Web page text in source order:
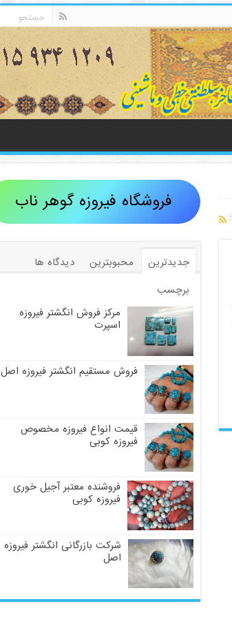
فروشگاه فیروزه گوهر ناب
جدیدترین محبوبترین
دیدگاه ها
برچسب
مرکز فروش انگشتر فیروزه
اسپرت
فروش مستقیم انگشتر فیروزه اصل
قیمت انواع فیروزه مخصوص
فیروزه کوبی
فروشنده معتبر آجیل خوری
فیروزه کوبی
شرکت بازرگانی انگشتر فیروزه
اصل